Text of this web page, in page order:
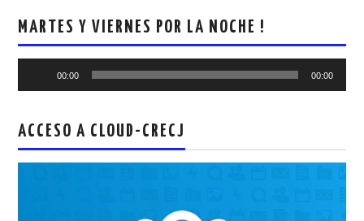
MARTES Y VIERNES POR LA NOCHE !
00:00 00:00
ACCESO A CLOUD-CRECJ